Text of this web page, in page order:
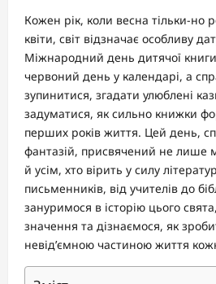
Кожен рік, коли весна тільки-но
квіти, світ відзначає особливу
Міжнародний день дитячої
червоний день у календарі, а
зупинитися, згадати улюблені
задуматися, як сильно книжки
перших років життя. Цей день,
фантазій, присвячений не лише
й усім, хто вірить у силу
письменників, від учителів до
зануримося в історію цього
значення та дізнаємося, як
невід’ємною частиною життя